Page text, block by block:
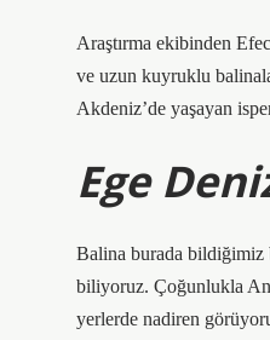
Araştırma ekibinden
ve uzun kuyruklu
Akdeniz’de yaşayan
Ege
Balina burada bildiğimiz
biliyoruz. Çoğunlukla
yerlerde nadiren